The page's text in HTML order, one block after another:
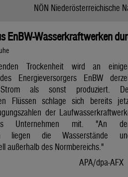
NÖN Niederösterreichische
EnBW-Wasserkraftwerken
Trockenheit wird an
Energieversorgers EnBW
als sonst produziert.
Flüssen schlage sich bereits
der
Unternehmen mit. "An
liegen die Wasserstände
außerhalb des Normbereichs."
APA/dpa-AFX